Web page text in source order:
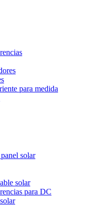
para medida
solar
solar
para DC